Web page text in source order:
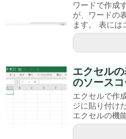
ワードで作成
が、ワードの
ます。 表には
エクセル
のソース
エクセルで作
ジに貼り付け
エクセルの機